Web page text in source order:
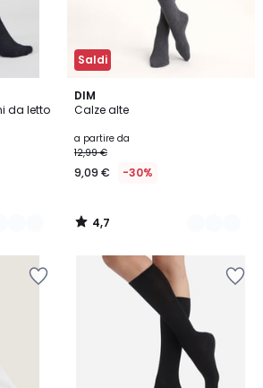
da letto
Saldi
DIM
Calze alte
a partire da
12,99 €
9,09 € -30%
4,7
/ 5
2
Colori
4,7
/